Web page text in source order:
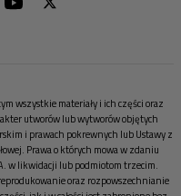
wszystkie materiały i ich części oraz
utworów lub wytworów objętych
i prawach pokrewnych lub Ustawy z
Prawa o których mowa w zdaniu
w likwidacji lub podmiotom trzecim.
oraz rozpowszechnianie